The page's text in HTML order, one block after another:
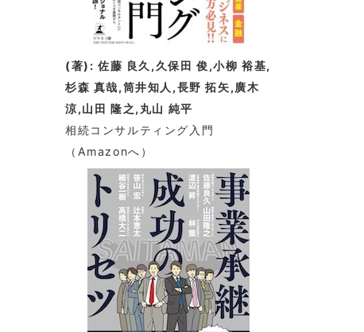
(著): 佐藤 良久,久保田 俊,小柳 裕基,
杉森 真哉,筒井知人,長野 拓矢,廣木
涼,山田 隆之,丸山 純平
相続コンサルティング入門
（Amazonへ）